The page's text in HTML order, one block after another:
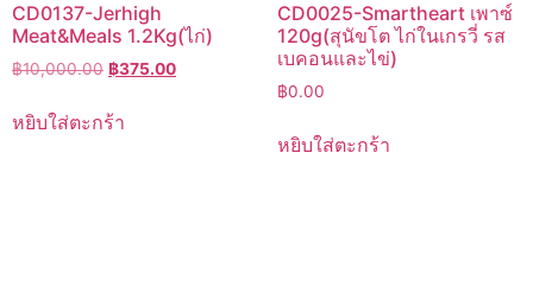
CD0137-Jerhigh
Meat&Meals 1.2Kg(ไก่)
฿10,000.00 Original
was:
฿375.00Current
หยิบใส่ตะกร้า
CD0025-Smartheart เพาซ์
120g(สุนัขโต ไก่ในเกรวี่ รส
เบคอนและไข่)
฿0.00
หยิบใส่ตะกร้า